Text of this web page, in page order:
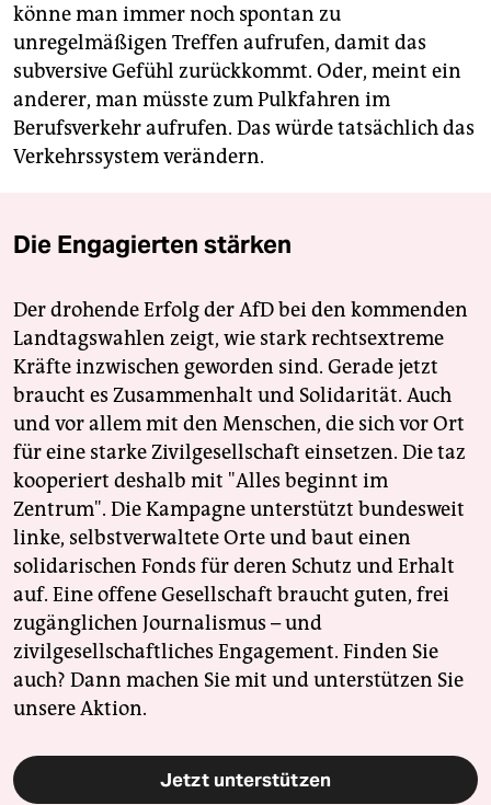
könne man immer noch spontan zu
unregelmäßigen Treffen aufrufen, damit das
subversive Gefühl zurückkommt. Oder, meint ein
anderer, man müsste zum Pulkfahren im
Berufsverkehr aufrufen. Das würde tatsächlich das
Verkehrssystem verändern.
Die Engagierten stärken
Der drohende Erfolg der AfD bei den kommenden
Landtagswahlen zeigt, wie stark rechtsextreme
Kräfte inzwischen geworden sind. Gerade jetzt
braucht es Zusammenhalt und Solidarität. Auch
und vor allem mit den Menschen, die sich vor Ort
für eine starke Zivilgesellschaft einsetzen. Die taz
kooperiert deshalb mit "Alles beginnt im
Zentrum". Die Kampagne unterstützt bundesweit
linke, selbstverwaltete Orte und baut einen
solidarischen Fonds für deren Schutz und Erhalt
auf. Eine offene Gesellschaft braucht guten, frei
zugänglichen Journalismus – und
zivilgesellschaftliches Engagement. Finden Sie
auch? Dann machen Sie mit und unterstützen Sie
unsere Aktion.
Jetzt unterstützen